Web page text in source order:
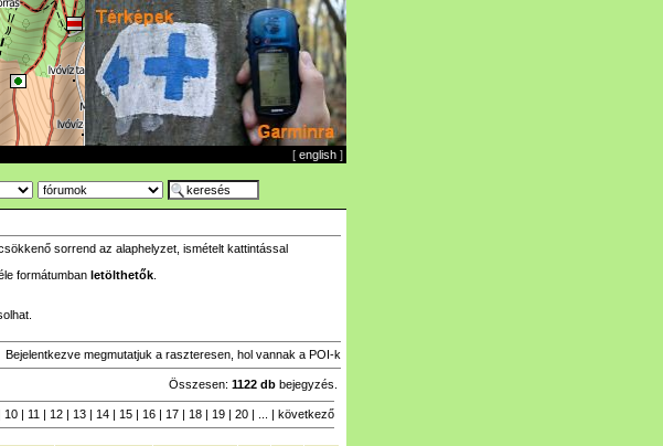
[ english ]
sorrend az alaphelyzet, ismételt kattintással
formátumban letölthetők
Bejelentkezve megmutatjuk a raszteresen, hol vannak a POI-k
Összesen: 1122 db bejegyzés.
10 | 11 | 12 | 13 | 14 | 15 | 16 | 17 | 18 | 19 | 20 | ... | következő